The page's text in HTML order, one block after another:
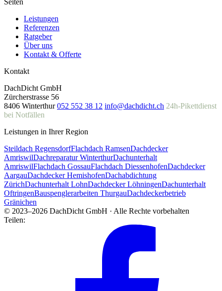
Seiten
Leistungen
Referenzen
Ratgeber
Über uns
Kontakt & Offerte
Kontakt
DachDicht GmbH
Zürcherstrasse 56
8406 Winterthur 052 552 38 12 info@dachdicht.ch 24h-Pikettdienst
bei Notfällen
Leistungen in Ihrer Region
Steildach RegensdorfFlachdach RamsenDachdecker
AmriswilDachreparatur WinterthurDachunterhalt
AmriswilFlachdach GossauFlachdach DiessenhofenDachdecker
AargauDachdecker HemishofenDachabdichtung
ZürichDachunterhalt LohnDachdecker LöhningenDachunterhalt
OftringenBauspenglerarbeiten ThurgauDachdeckerbetrieb
Gränichen
© 2023–2026 DachDicht GmbH · Alle Rechte vorbehalten
Teilen: